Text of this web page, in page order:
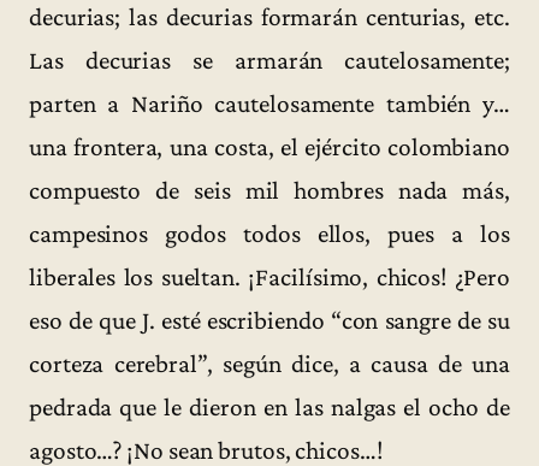
decurias; las decurias formarán centurias, etc.
Las decurias se armarán cautelosamente;
parten a Nariño cautelosamente también y…
una frontera, una costa, el ejército colombiano
compuesto de seis mil hombres nada más,
campesinos godos todos ellos, pues a los
liberales los sueltan. ¡Facilísimo, chicos! ¿Pero
eso de que J. esté escribiendo “con sangre de su
corteza cerebral”, según dice, a causa de una
pedrada que le dieron en las nalgas el ocho de
agosto…? ¡No sean brutos, chicos…!